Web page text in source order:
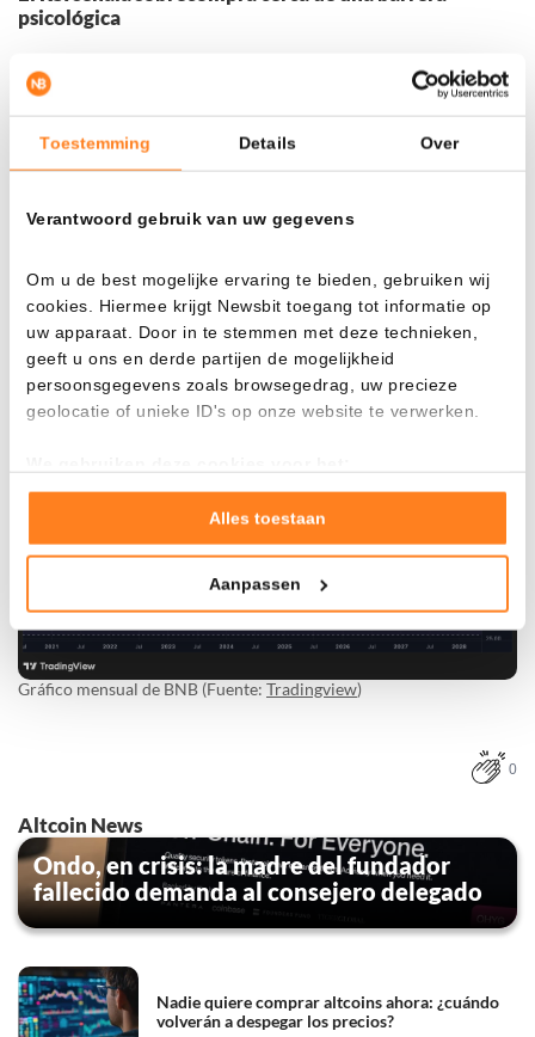
Toestemming Details Over
Verantwoord gebruik van uw gegevens
Om u de best mogelijke ervaring te bieden, gebruiken wij
cookies. Hiermee krijgt Newsbit toegang tot informatie op
uw apparaat. Door in te stemmen met deze technieken,
geeft u ons en derde partijen de mogelijkheid
persoonsgegevens zoals browsegedrag, uw precieze
geolocatie of unieke ID's op onze website te verwerken.
Goed laten functioneren van deze website
Verzamelen van gebruiksstatistieken
Tonen en meten van relevante advertenties
Klik hieronder om ons toestemming te geven om deze
maak gedetailleerde keuzes, waaronder het maken van
bezwaar tegen bedrijven die persoonsgegevens verwerken
op basis van gerechtvaardigd belang. U kunt uw privacy-
tekst 'cookies' te klikken onderaan de pagina. Voor meer
Alles toestaan
Aanpassen
psicológica
El precio de BNB se está disparando y ya cotiza incluso por
encima de los 1.200 dólares. El Índice de Fuerza Relativa
sitúa en 83. Es un nivel extremadamente alto. Lecturas así
de advertencia de que podría producirse una corrección a
incógnita, pero los operadores harían bien en ajustar su
estrategia de riesgo-rentabilidad en consecuencia.
Gráfico mensual de BNB (Fuente: Tradingview)
0
Altcoin News
Ondo, en crisis: la madre del fundador
fallecido demanda al consejero delegado
Nadie quiere comprar altcoins ahora: ¿cuándo
volverán a despegar los precios?